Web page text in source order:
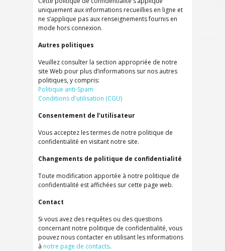
uniquement aux informations recueillies en ligne et
ne s’applique pas aux renseignements fournis en
mode hors connexion.
Autres politiques
Veuillez consulter la section appropriée de notre
site Web pour plus d’informations sur nos autres
politiques, y compris:
Politique anti-Spam
Conditions d'utilisation (CGU)
Consentement de l’utilisateur
Vous acceptez les termes de notre politique de
confidentialité en visitant notre site.
Changements de politique de confidentialité
Toute modification apportée à notre politique de
confidentialité est affichées sur cette page web.
Contact
Si vous avez des requêtes ou des questions
concernant notre politique de confidentialité, vous
pouvez nous contacter en utilisant les informations
à notre page de contacts.